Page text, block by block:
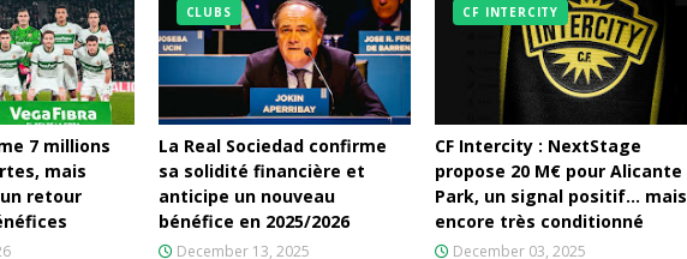
7 millions
mais
retour
CLUBS
La Real Sociedad confirme
sa solidité financière et
anticipe un nouveau
bénéfice en 2025/2026
December 13, 2025
CF INTERCITY
CF Intercity : NextStage
propose 20 M€ pour Alicante
Park, un signal positif… mais
encore très conditionné
December 03, 2025